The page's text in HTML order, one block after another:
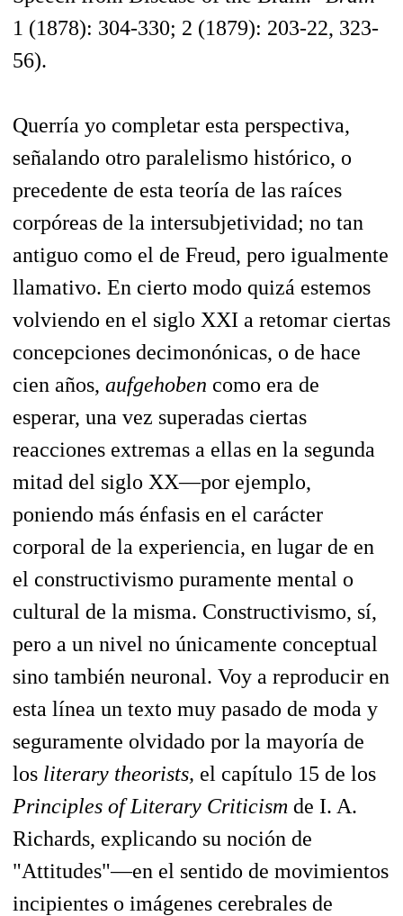
1 (1878): 304-330; 2 (1879): 203-22, 323-
56).
Querría yo completar esta perspectiva,
señalando otro paralelismo histórico, o
precedente de esta teoría de las raíces
corpóreas de la intersubjetividad; no tan
antiguo como el de Freud, pero igualmente
llamativo. En cierto modo quizá estemos
volviendo en el siglo XXI a retomar ciertas
concepciones decimonónicas, o de hace
cien años, aufgehoben como era de
esperar, una vez superadas ciertas
reacciones extremas a ellas en la segunda
mitad del siglo XX—por ejemplo,
poniendo más énfasis en el carácter
corporal de la experiencia, en lugar de en
el constructivismo puramente mental o
cultural de la misma. Constructivismo, sí,
pero a un nivel no únicamente conceptual
sino también neuronal. Voy a reproducir en
esta línea un texto muy pasado de moda y
seguramente olvidado por la mayoría de
los literary theorists, el capítulo 15 de los
Principles of Literary Criticism de I. A.
Richards, explicando su noción de
"Attitudes"—en el sentido de movimientos
incipientes o imágenes cerebrales de